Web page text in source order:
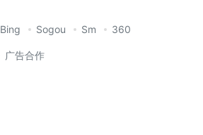
Bing Sogou Sm 360
广告合作